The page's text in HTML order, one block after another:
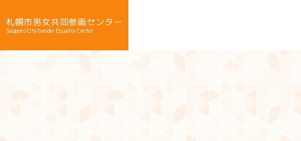
札幌市男女共同参画センター
Sapporo City Gender Equality Center